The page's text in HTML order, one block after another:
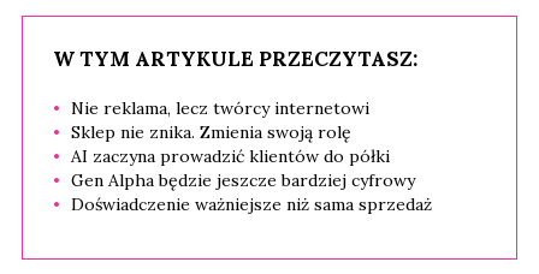
W TYM ARTYKULE PRZECZYTASZ:
Nie reklama, lecz twórcy internetowi
Sklep nie znika. Zmienia swoją rolę
AI zaczyna prowadzić klientów do półki
Gen Alpha będzie jeszcze bardziej cyfrowy
Doświadczenie ważniejsze niż sama sprzedaż